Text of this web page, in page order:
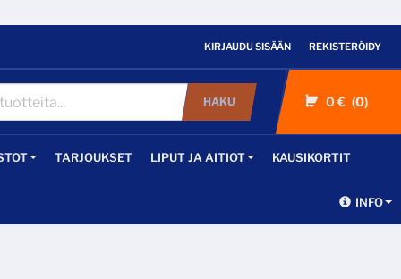
KIRJAUDU SISÄÄN REKISTERÖIDY
HAKU 0 € 0
TARJOUKSET LIPUT JA AITIOT KAUSIKORTIT
INFO